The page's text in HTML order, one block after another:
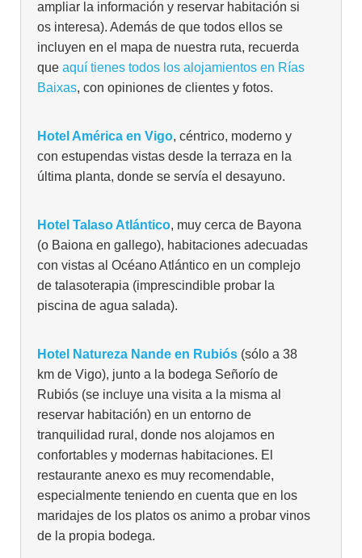
ampliar la información y reservar habitación si
os interesa). Además de que todos ellos se
incluyen en el mapa de nuestra ruta, recuerda
que aquí tienes todos los alojamientos en Rías
Baixas, con opiniones de clientes y fotos.
Hotel América en Vigo, céntrico, moderno y
con estupendas vistas desde la terraza en la
última planta, donde se servía el desayuno.
Hotel Talaso Atlántico, muy cerca de Bayona
(o Baiona en gallego), habitaciones adecuadas
con vistas al Océano Atlántico en un complejo
de talasoterapia (imprescindible probar la
piscina de agua salada).
Hotel Natureza Nande en Rubiós(sólo a 38
km de Vigo), junto a la bodega Señorío de
Rubiós (se incluye una visita a la misma al
reservar habitación) en un entorno de
tranquilidad rural, donde nos alojamos en
confortables y modernas habitaciones. El
restaurante anexo es muy recomendable,
especialmente teniendo en cuenta que en los
maridajes de los platos os animo a probar vinos
de la propia bodega.